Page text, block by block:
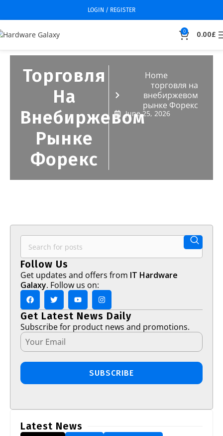
LOGIN / REGISTER
0 0.00£
Торговля
На
Внебиржевом
Рынке
Форекс
Home
торговля на
внебиржевом
рынке Форекс
June 25, 2026
Follow Us
Get updates and offers from IT Hardware
Galaxy. Follow us on:
Get Latest News Daily
Subscribe for product news and promotions.
SUBSCRIBE
Latest News